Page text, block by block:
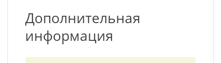
Дополнительная
информация